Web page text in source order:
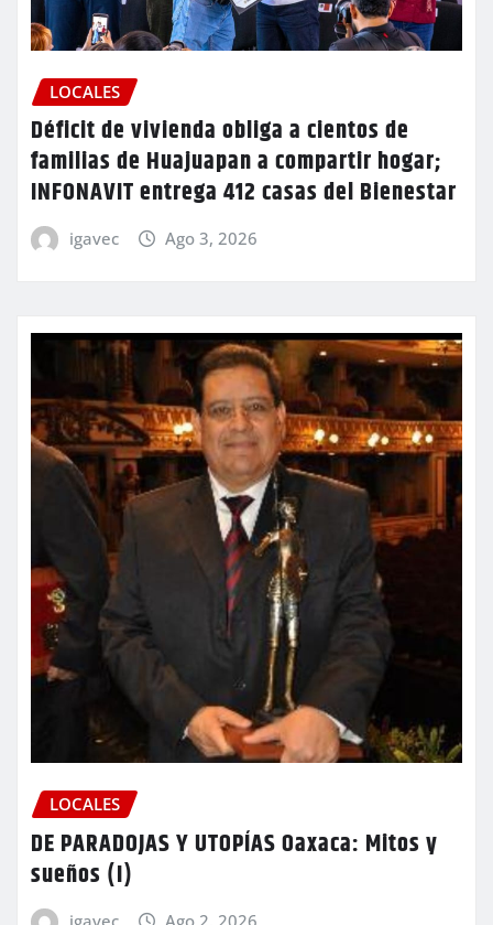
LOCALES
Déficit de vivienda obliga a cientos de
familias de Huajuapan a compartir hogar;
INFONAVIT entrega 412 casas del Bienestar
igavec Ago 3, 2026
LOCALES
DE PARADOJAS Y UTOPÍAS Oaxaca: Mitos y
sueños (I)
igavec Ago 2, 2026